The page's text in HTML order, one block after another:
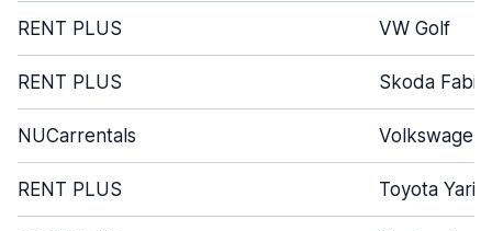
RENT PLUS VW Golf
RENT PLUS Skoda Fabia
NUCarrentals Volkswagen
RENT PLUS Toyota Yaris